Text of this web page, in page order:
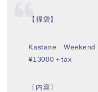
【福袋】
Kastane Weekend
¥13000＋tax
〔内容〕